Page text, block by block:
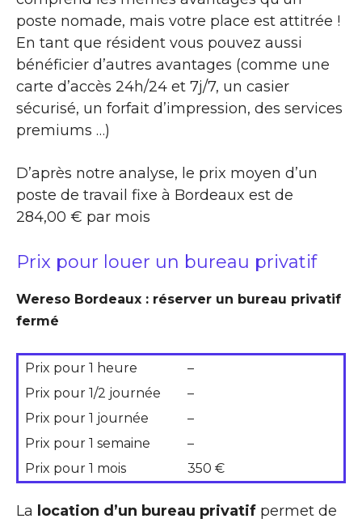
poste nomade, mais votre place est attitrée !
En tant que résident vous pouvez aussi
bénéficier d’autres avantages (comme une
carte d’accès 24h/24 et 7j/7, un casier
sécurisé, un forfait d’impression, des services
premiums …)
D’après notre analyse, le prix moyen d’un
poste de travail fixe à Bordeaux est de
284,00 € par mois
Prix pour louer un bureau privatif
Wereso Bordeaux : réserver un bureau privatif
fermé
Prix pour 1 heure
–
Prix pour 1/2 journée
–
Prix pour 1 journée
–
Prix pour 1 semaine
–
Prix pour 1 mois
350 €
La location d’un bureau privatif permet de